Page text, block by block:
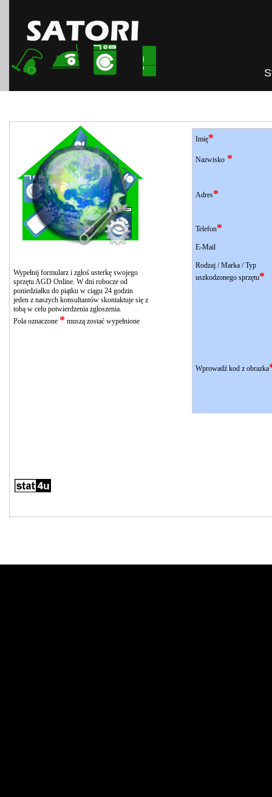
Wypełnij formularz i zgłoś usterkę swojego
sprzętu AGD Online. W dni robocze od
poniedziałku do piątku w ciągu 24 godzin
jeden z naszych konsultantów skontaktuje się z
tobą w celu potwierdzenia zgłoszenia.
Pola oznaczone * muszą zostać wypełnione
Imię*
Nazwisko *
Adres*
Telefon*
E-Mail
Rodzaj / Marka / Typ
uszkodzonego sprzętu*
Wprowadź kod z obrazka